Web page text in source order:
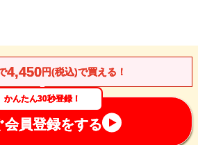
4,450円(税込)で買える！
かんたん30秒登録！
会員登録をする